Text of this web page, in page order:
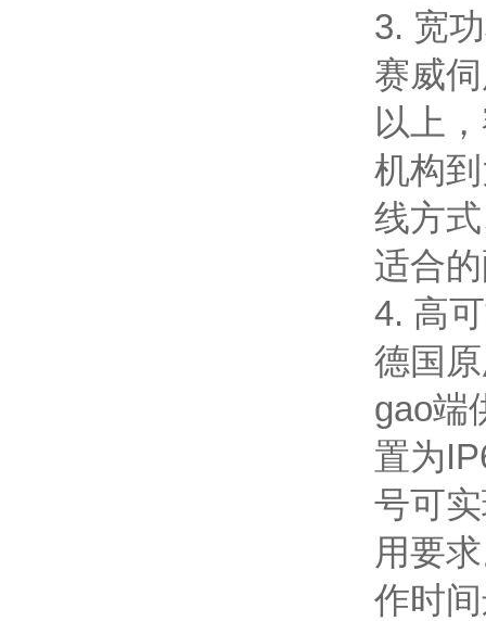
3. 宽
赛威
以上
机构
线方
适合
4. 高
德国
gao端
置为
号可
用要
作时